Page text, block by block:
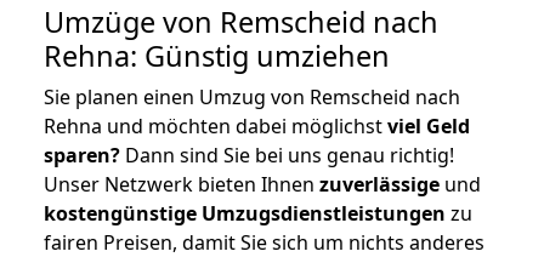
Umzüge von Remscheid nach
Rehna: Günstig umziehen
Sie planen einen Umzug von Remscheid nach
Rehna und möchten dabei möglichstviel Geld
sparen? Dann sind Sie bei uns genau richtig!
Unser Netzwerk bieten Ihnen zuverlässige und
kostengünstige Umzugsdienstleistungen zu
fairen Preisen, damit Sie sich um nichts anderes